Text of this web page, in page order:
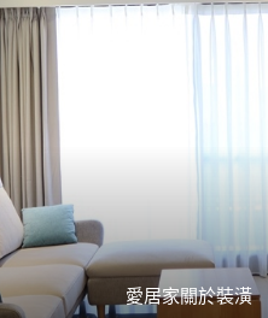
愛居家關於裝潢